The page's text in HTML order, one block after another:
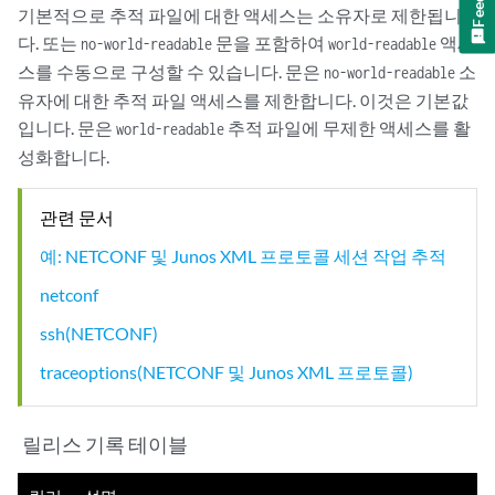
기본적으로 추적 파일에 대한 액세스는 소유자로 제한됩니
다. 또는 no-world-readable 문을 포함하여 world-readable 액세
스를 수동으로 구성할 수 있습니다. 문은 no-world-readable 소
유자에 대한 추적 파일 액세스를 제한합니다. 이것은 기본값
입니다. 문은 world-readable 추적 파일에 무제한 액세스를 활
성화합니다.
관련 문서
예: NETCONF 및 Junos XML 프로토콜 세션 작업 추적
netconf
ssh(NETCONF)
traceoptions(NETCONF 및 Junos XML 프로토콜)
릴리스 기록 테이블